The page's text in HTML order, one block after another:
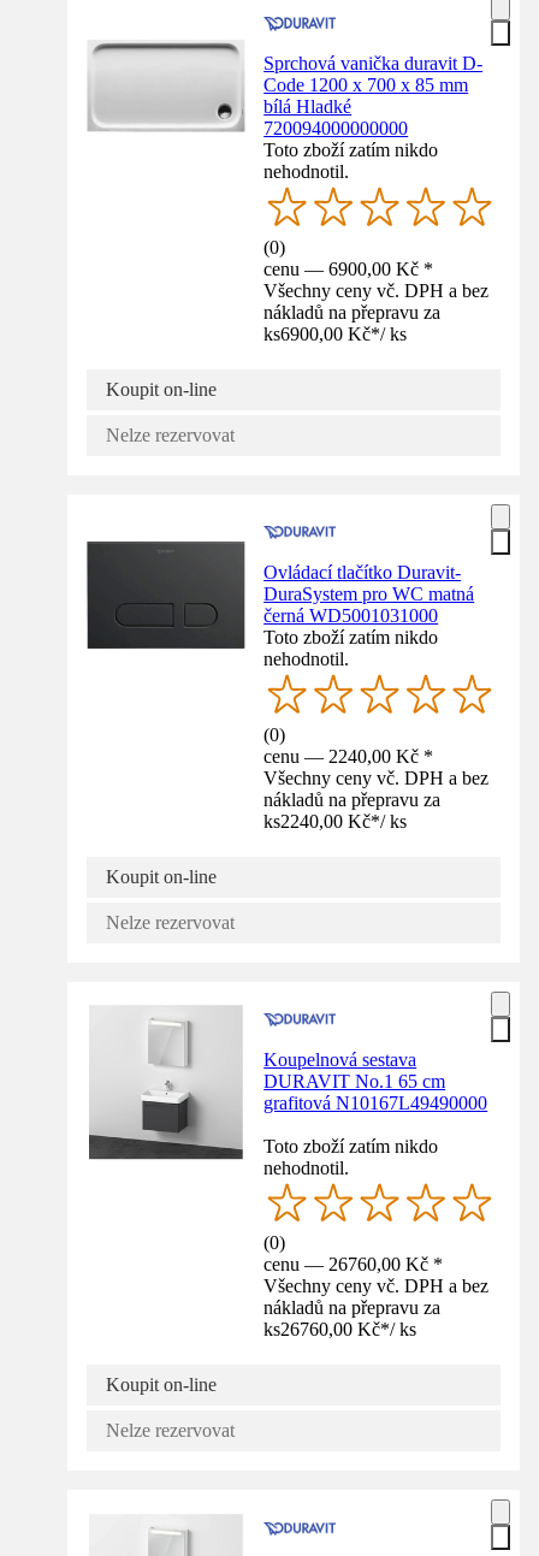
Sprchová vanička duravit D-
Code 1200 x 700 x 85 mm
bílá Hladké
720094000000000
Toto zboží zatím nikdo
nehodnotil.
(0)
cenu — 6900,00 Kč *
Všechny ceny vč. DPH a bez
nákladů na přepravu za
ks6900,00 Kč*/ ks
Koupit on-line
Nelze rezervovat
Ovládací tlačítko Duravit-
DuraSystem pro WC matná
černá WD5001031000
Toto zboží zatím nikdo
nehodnotil.
(0)
cenu — 2240,00 Kč *
Všechny ceny vč. DPH a bez
nákladů na přepravu za
ks2240,00 Kč*/ ks
Koupit on-line
Nelze rezervovat
Koupelnová sestava
DURAVIT No.1 65 cm
grafitová N10167L49490000
Toto zboží zatím nikdo
nehodnotil.
(0)
cenu — 26760,00 Kč *
Všechny ceny vč. DPH a bez
nákladů na přepravu za
ks26760,00 Kč*/ ks
Koupit on-line
Nelze rezervovat